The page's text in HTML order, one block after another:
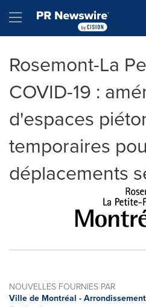
Hamburger menu
Rosemont-La
COVID-19 :
d'espaces
temporaires
déplacements
NOUVELLES FOURNIES PAR
Ville de Montréal -